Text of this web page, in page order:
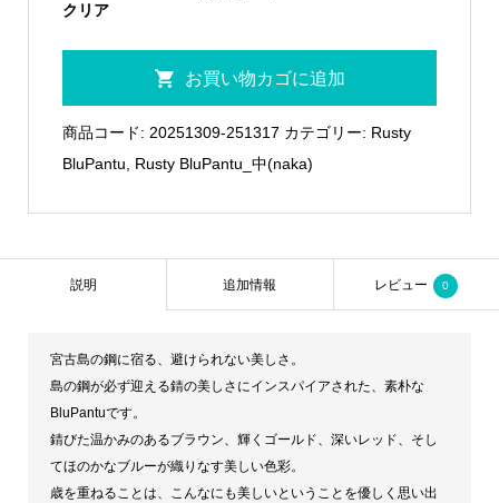
クリア
中
02
お買い物カゴに追加
商品コード: 20251309-251317 カテゴリー: Rusty
BluPantu, Rusty BluPantu_中(naka)
説明 追加情報 レビュー 0
宮古島の鋼に宿る、避けられない美しさ。
島の鋼が必ず迎える錆の美しさにインスパイアされた、素朴な
BluPantuです。
錆びた温かみのあるブラウン、輝くゴールド、深いレッド、そし
てほのかなブルーが織りなす美しい色彩。
歳を重ねることは、こんなにも美しいということを優しく思い出